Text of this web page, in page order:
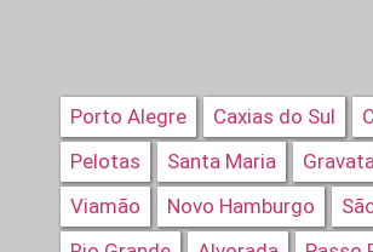
Porto Alegre Caxias do Sul
Pelotas
Santa Maria
Viamão
Novo Hamburgo